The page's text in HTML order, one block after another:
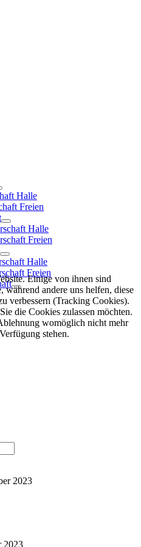
Halle
Freien
Halle
Freien
Halle
Freien
2023
2023
Einige von ihnen sind
während andere uns helfen, diese
verbessern (Tracking Cookies).
die Cookies zulassen möchten.
womöglich nicht mehr
stehen.